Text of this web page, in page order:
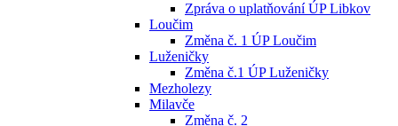
Zpráva o uplatňování ÚP Libkov
Loučim
Změna č. 1 ÚP Loučim
Luženičky
Změna č.1 ÚP Luženičky
Mezholezy
Milavče
Změna č. 2